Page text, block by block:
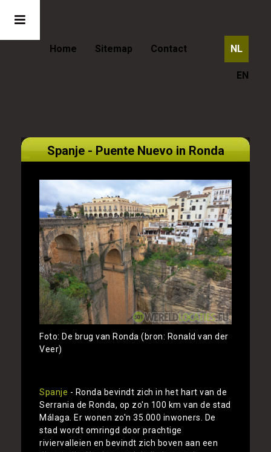
Home Sitemap Contact NL
EN
Spanje - Puente Nuevo in Ronda
Foto: De brug van Ronda (bron: Ronald van der
Veer)
Spanje - Ronda bevindt zich in het hart van de
Serrania de Ronda, op zo'n 100 km van de stad
Málaga. Er wonen zo'n 35.000 inwoners. De
stad wordt omringd door prachtige
riviervalleien en bevindt zich boven aan een